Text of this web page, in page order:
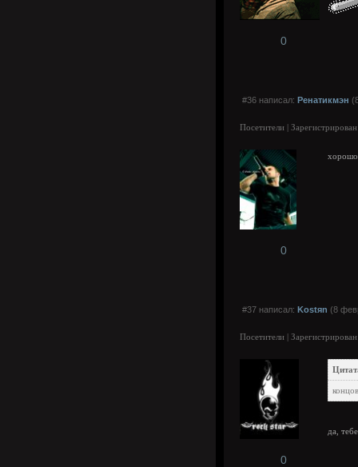
0
#36 написал: Ренатикмэн
Посетители |
хорошо
0
#37 написал: Kostяn (8
Посетители |
да,
0